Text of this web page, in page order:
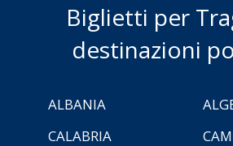
Biglietti per
destinazioni
ALBANIA
CALABRIA